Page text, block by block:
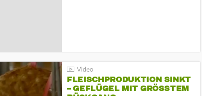
FLEISCHPRODUKTION SINKT
– GEFLÜGEL MIT GRÖSSTEM R